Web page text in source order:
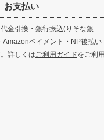
お支払い
金引換・銀行振込(りそな銀
Amazonペイメント・NP後払い
詳しくはご利用ガイドをご利用